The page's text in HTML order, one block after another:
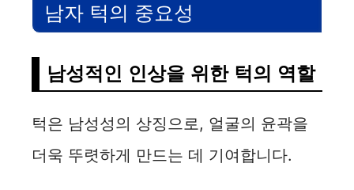
남자 턱의 중요성
남성적인 인상을 위한 턱의 역할
턱은 남성성의 상징으로, 얼굴의 윤곽을
더욱 뚜렷하게 만드는 데 기여합니다.